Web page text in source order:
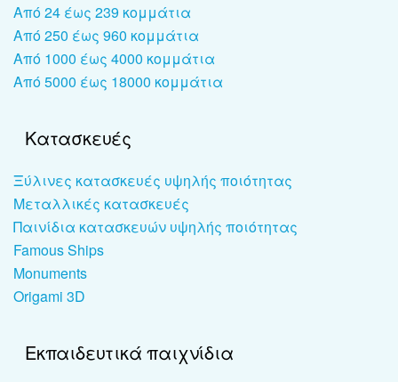
Από 24 έως 239 κομμάτια
Από 250 έως 960 κομμάτια
Από 1000 έως 4000 κομμάτια
Από 5000 έως 18000 κομμάτια
Κατασκευές
Ξύλινες κατασκευές υψηλής ποιότητας
Μεταλλικές κατασκευές
Παινίδια κατασκευών υψηλής ποιότητας
Famous Ships
Monuments
Origami 3D
Εκπαιδευτικά παιχνίδια